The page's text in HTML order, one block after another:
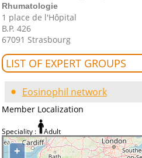
Rhumatologie
1 place de l'Hôpital
B.P. 426
67091 Strasbourg
LIST OF EXPERT GROUPS
Eosinophil network
Member Localization
Speciality : Adult
+